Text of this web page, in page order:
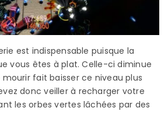
est indispensable puisque la
vous êtes à plat. Celle-ci diminue
fait baisser ce niveau plus
donc veiller à recharger votre
les orbes vertes lâchées par des